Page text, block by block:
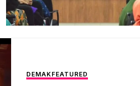
DEMAK FEATURED